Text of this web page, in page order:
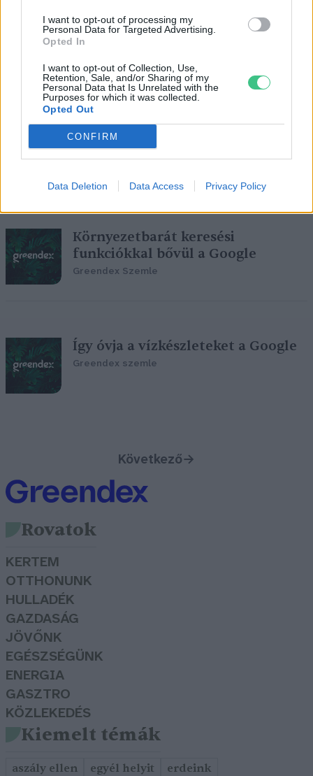
I want to opt-out of processing my
Personal Data for Targeted Advertising.
Opted In
I want to opt-out of Collection, Use,
Retention, Sale, and/or Sharing of my
Personal Data that Is Unrelated with the
Purposes for which it was collected.
Opted Out
CONFIRM
Data Deletion Data Access Privacy Policy
Az ivóvíz ott van a levegőben, csak
ki kell belőle venni
Aki tagadja a klímaváltozást, nem
kapja meg bevételét a YouTube-tól
Greendex Szemle
Környezetbarát keresési
funkciókkal bővül a Google
Greendex Szemle
Így óvja a vízkészleteket a Google
Greendex szemle
Következő→
Rovatok
KERTEM
OTTHONUNK
HULLADÉK
GAZDASÁG
JÖVŐNK
EGÉSZSÉGÜNK
ENERGIA
GASZTRO
KÖZLEKEDÉS
Kiemelt témák
aszály ellen egyél helyit erdeink